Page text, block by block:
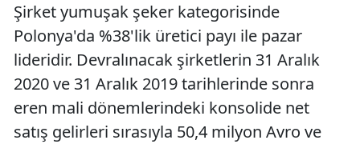
Şirket yumuşak şeker kategorisinde
Polonya'da %38'lik üretici payı ile pazar
lideridir. Devralınacak şirketlerin 31 Aralık
2020 ve 31 Aralık 2019 tarihlerinde sonra
eren mali dönemlerindeki konsolide net
satış gelirleri sırasıyla 50,4 milyon Avro ve